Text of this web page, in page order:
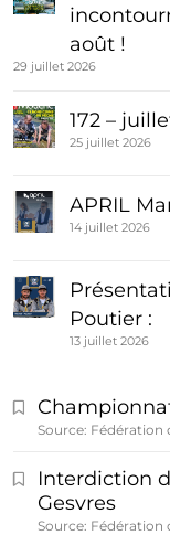
août !
29 juillet 2026
172 –
25 juillet 2026
APRIL
14 juillet 2026
Poutier :
13 juillet 2026
Source: Fédération
Interdiction
Gesvres
Source: Fédération